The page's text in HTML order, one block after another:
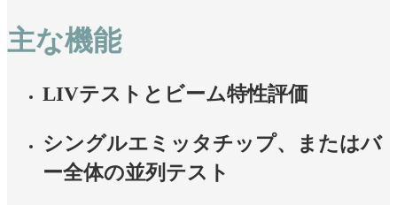
主な機能
LIVテストとビーム特性評価
シングルエミッタチップ、またはバ
ー全体の並列テスト